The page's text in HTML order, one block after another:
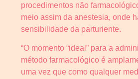
procedimentos não
meio assim da anestesia, onde
sensibilidade da parturiente.
“O momento “ideal” para a
método farmacológico é
uma vez que como qualquer